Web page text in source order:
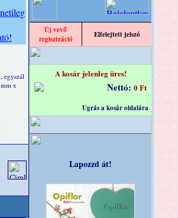
egyszál
x
Új vevő
regisztráció
Elfelejtett jelszó
A kosár jelenleg üres!
Nettó: 0 Ft
Ugrás a kosár oldalára
Lapozzd át!